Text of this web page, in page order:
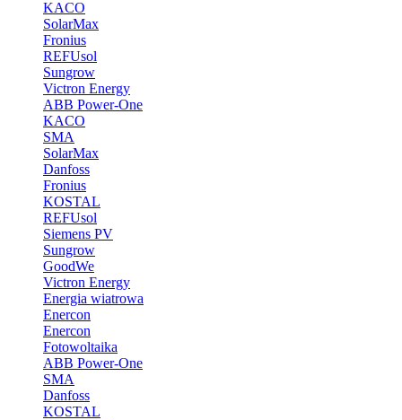
KACO
SolarMax
Fronius
REFUsol
Sungrow
Victron Energy
ABB Power-One
KACO
SMA
SolarMax
Danfoss
Fronius
KOSTAL
REFUsol
Siemens PV
Sungrow
GoodWe
Victron Energy
Energia wiatrowa
Enercon
Enercon
Fotowoltaika
ABB Power-One
SMA
Danfoss
KOSTAL